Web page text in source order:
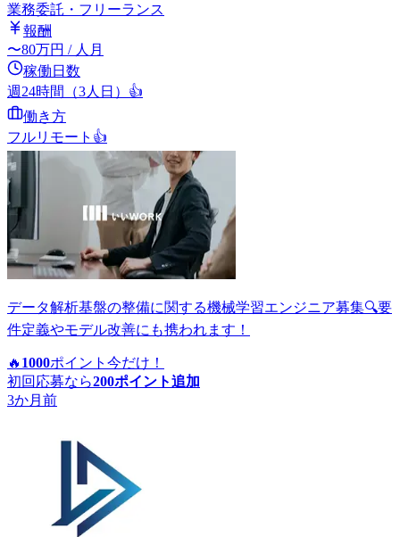
業務委託・フリーランス
報酬
〜80万円 / 人月
稼働日数
週24時間（3人日） 👍
働き方
フルリモート 👍
データ解析基盤の整備に関する機械学習エンジニア募集🔍要
件定義やモデル改善にも携われます！
🔥 1000ポイント 今だけ！
初回応募なら200ポイント追加
3か月前